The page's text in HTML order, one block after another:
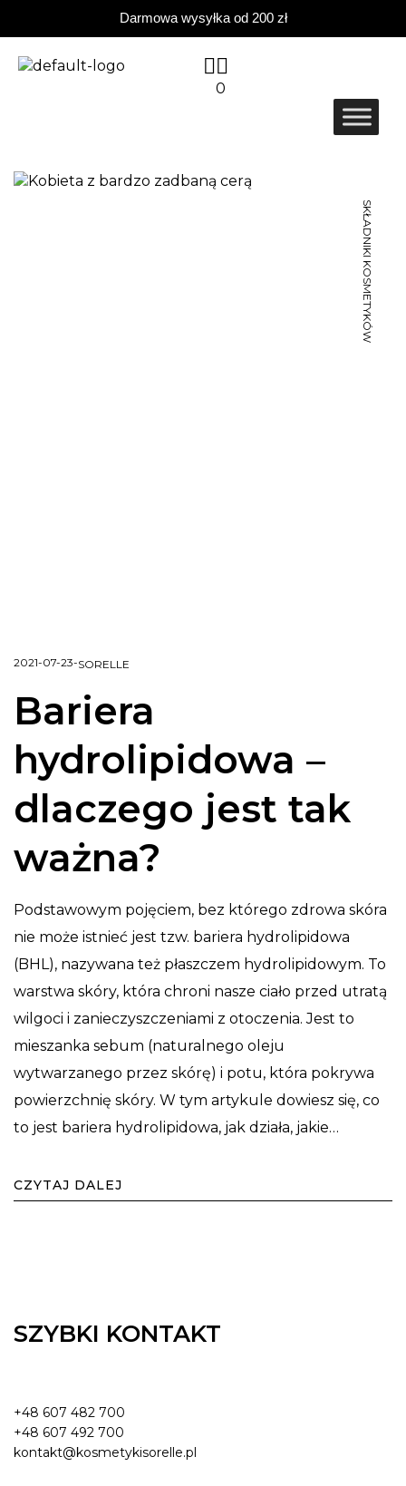
Darmowa wysyłka od 200 zł
0
SKŁADNIKI KOSMETYKÓW
2021-07-23-SORELLE
Bariera
hydrolipidowa –
dlaczego jest tak
ważna?
Podstawowym pojęciem, bez którego zdrowa skóra
nie może istnieć jest tzw. bariera hydrolipidowa
(BHL), nazywana też płaszczem hydrolipidowym. To
warstwa skóry, która chroni nasze ciało przed utratą
wilgoci i zanieczyszczeniami z otoczenia. Jest to
mieszanka sebum (naturalnego oleju
wytwarzanego przez skórę) i potu, która pokrywa
powierzchnię skóry. W tym artykule dowiesz się, co
to jest bariera hydrolipidowa, jak działa, jakie…
CZYTAJ DALEJ
SZYBKI KONTAKT
+48 607 482 700
+48 607 492 700
kontakt@kosmetykisorelle.pl